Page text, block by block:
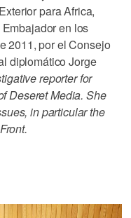
para Africa,
en los
2011, por el Consejo
diplomático Jorge
reporter for
Deseret Media. She
in particular the